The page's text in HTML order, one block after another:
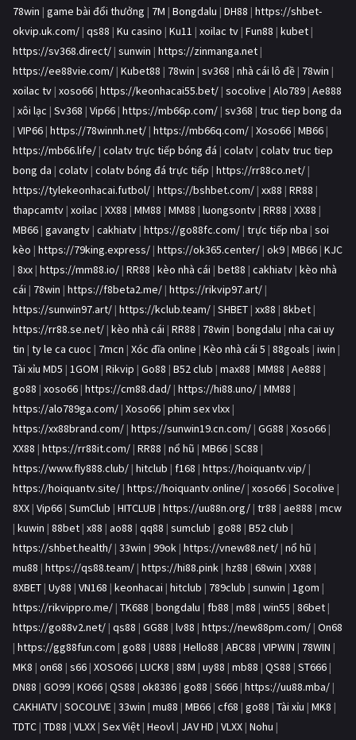
78win | game bài đổi thưởng | 7M | Bongdalu | DH88 | https://shbet-
okvip.uk.com/ | qs88 | Ku casino | Ku11 | xoilac tv | Fun88 | kubet |
https://sv368.direct/ | sunwin | https://zinmanga.net |
https://ee88vie.com/ | Kubet88 | 78win | sv368 | nhà cái lô đề | 78win |
xoilac tv | xoso66 | https://keonhacai55.bet/ | socolive | Alo789 | Ae888
| xôi lạc | Sv368 | Vip66 | https://mb66p.com/ | sv368 | truc tiep bong da
| VIP66 | https://78winnh.net/ | https://mb66q.com/ | Xoso66 | MB66 |
https://mb66.life/ | colatv trực tiếp bóng đá | colatv | colatv truc tiep
bong da | colatv | colatv bóng đá trực tiếp | https://rr88co.net/ |
https://tylekeonhacai.futbol/ | https://bshbet.com/ | xx88 | RR88 |
thapcamtv | xoilac | XX88 | MM88 | MM88 | luongsontv | RR88 | XX88 |
MB66 | gavangtv | cakhiatv | https://go88fc.com/ | trực tiếp nba | soi
kèo | https://79king.express/ | https://ok365.center/ | ok9 | MB66 | KJC
| 8xx | https://mm88.io/ | RR88 | kèo nhà cái | bet88 | cakhiatv | kèo nhà
cái | 78win | https://f8beta2.me/ | https://rikvip97.art/ |
https://sunwin97.art/ | https://kclub.team/ | SHBET | xx88 | 8kbet |
https://rr88.se.net/ | kèo nhà cái | RR88 | 78win | bongdalu | nha cai uy
tin | ty le ca cuoc | 7mcn | Xóc đĩa online | Kèo nhà cái 5 | 88goals | iwin |
Tài xỉu MD5 | 1GOM | Rikvip | Go88 | B52 club | max88 | MM88 | Ae888 |
go88 | xoso66 | https://cm88.dad/ | https://hi88.uno/ | MM88 |
https://alo789ga.com/ | Xoso66 | phim sex vlxx |
https://xx88brand.com/ | https://sunwin19.cn.com/ | GG88 | Xoso66 |
XX88 | https://rr88it.com/ | RR88 | nổ hũ | MB66 | SC88 |
https://www.fly888.club/ | hitclub | f168 | https://hoiquantv.vip/ |
https://hoiquantv.site/ | https://hoiquantv.online/ | xoso66 | Socolive |
8XX | Vip66 | SumClub | HITCLUB | https://uu88n.org/ | tr88 | ae888 | mcw
| kuwin | 88bet | x88 | ao88 | qq88 | sumclub | go88 | B52 club |
https://shbet.health/ | 33win | 99ok | https://vnew88.net/ | nổ hũ |
mu88 | https://qs88.team/ | https://hi88.pink | hz88 | 68win | XX88 |
8XBET | Uy88 | VN168 | keonhacai | hitclub | 789club | sunwin | 1gom |
https://rikvippro.me/ | TK688 | bongdalu | fb88 | m88 | win55 | 86bet |
https://go88v2.net/ | qs88 | GG88 | lv88 | https://new88pm.com/ | On68
| https://gg88fun.com | go88 | U888 | Hello88 | ABC88 | VIPWIN | 78WIN |
MK8 | on68 | s66 | XOSO66 | LUCK8 | 88M | uy88 | mb88 | QS88 | ST666 |
DN88 | GO99 | KO66 | QS88 | ok8386 | go88 | S666 | https://uu88.mba/ |
CAKHIATV | SOCOLIVE | 33win | mu88 | MB66 | cf68 | go88 | Tài xỉu | MK8 |
TDTC | TD88 | VLXX | Sex Việt | Heovl | JAV HD | VLXX | Nohu |